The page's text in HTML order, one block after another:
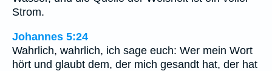
Strom.
Johannes 5:24
Wahrlich, wahrlich, ich sage euch: Wer mein Wort
hört und glaubt dem, der mich gesandt hat, der hat